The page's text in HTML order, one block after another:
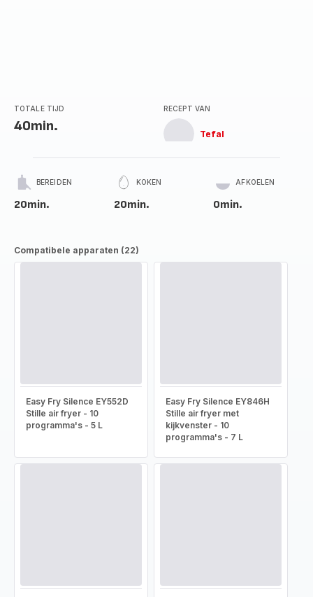
TOTALE TIJD
40min.
RECEPT VAN
Tefal
BEREIDEN
20min.
KOKEN
20min.
AFKOELEN
0min.
Compatibele apparaten (22)
Easy Fry Silence EY552D
Stille air fryer - 10
programma's - 5 L
Easy Fry Silence EY846H
Stille air fryer met
kijkvenster - 10
programma's - 7 L